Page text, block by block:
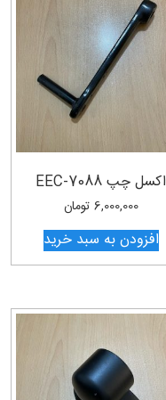
اکسل چپ EEC-7088
6,000,000 تومان
افزودن به سبد خرید